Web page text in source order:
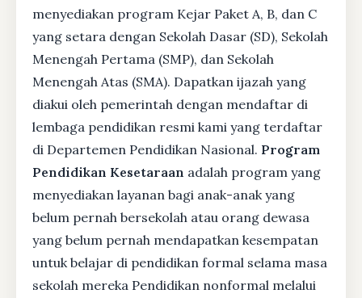
menyediakan program Kejar Paket A, B, dan C
yang setara dengan Sekolah Dasar (SD), Sekolah
Menengah Pertama (SMP), dan Sekolah
Menengah Atas (SMA). Dapatkan ijazah yang
diakui oleh pemerintah dengan mendaftar di
lembaga pendidikan resmi kami yang terdaftar
di Departemen Pendidikan Nasional. Program
Pendidikan Kesetaraan adalah program yang
menyediakan layanan bagi anak-anak yang
belum pernah bersekolah atau orang dewasa
yang belum pernah mendapatkan kesempatan
untuk belajar di pendidikan formal selama masa
sekolah mereka Pendidikan nonformal melalui